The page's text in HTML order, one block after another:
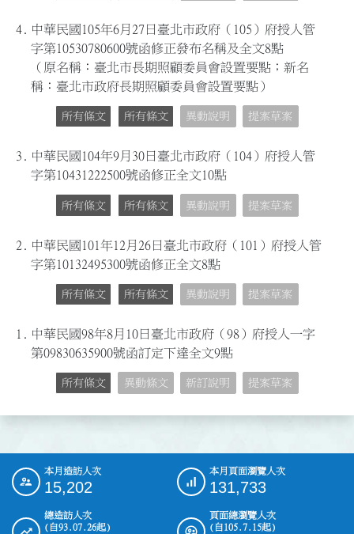
4.
中華民國105年6月27日臺北市政府（105）府授人管
字第10530780600號函修正發布名稱及全文8點
（原名稱：臺北市長期照顧委員會設置要點；新名
稱：臺北市政府長期照顧委員會設置要點）
所有條文 所有條文 異動說明 提案草案
3. 中華民國104年9月30日臺北市政府（104）府授人管
字第10431222500號函修正全文10點
所有條文 所有條文 異動說明 提案草案
2.
中華民國101年12月26日臺北市政府（101）府授人管
字第10132495300號函修正全文8點
所有條文 所有條文 異動說明 提案草案
1.
中華民國98年8月10日臺北市政府（98）府授人一字
第09830635900號函訂定下達全文9點
所有條文 異動條文 新訂說明 提案草案
::: 本月造訪人次
15,202
本月頁面瀏覽人次
131,733
總造訪人次
(自93.07.26起)
頁面總瀏覽人次
(自105.7.15起)